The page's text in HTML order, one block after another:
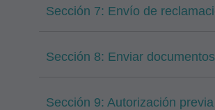
Sección 7: Envío de
Sección 8: Enviar documentos
Sección 9: Autorización previa